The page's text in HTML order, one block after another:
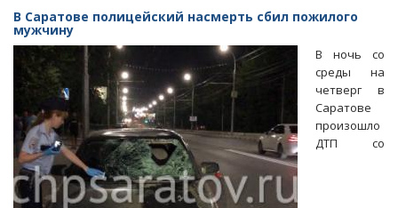
В Саратове полицейский насмерть сбил пожилого
мужчину
В ночь со
среды на
четверг в
Саратове
произошло
ДТП со